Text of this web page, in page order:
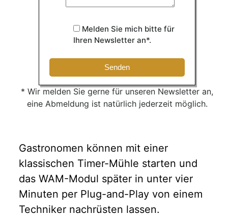
Melden Sie mich bitte für
Ihren Newsletter an*.
* Wir melden Sie gerne für unseren Newsletter an,
eine Abmeldung ist natürlich jederzeit möglich.
Gastronomen können mit einer
klassischen Timer-Mühle starten und
das WAM-Modul später in unter vier
Minuten per Plug-and-Play von einem
Techniker nachrüsten lassen.